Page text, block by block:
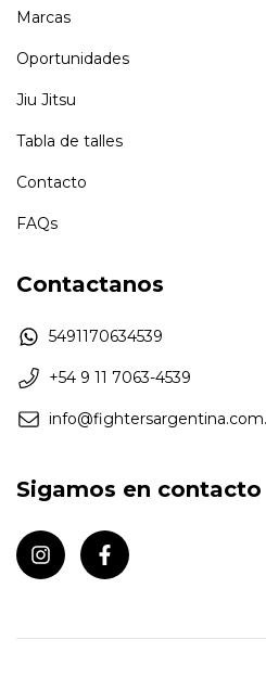
Marcas
Oportunidades
Jiu Jitsu
Tabla de talles
Contacto
FAQs
Contactanos
5491170634539
+54 9 11 7063-4539
Sigamos en contacto